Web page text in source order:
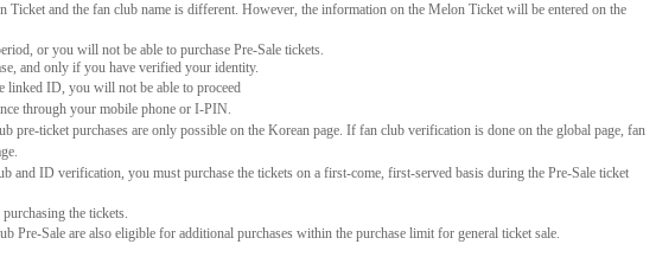
Ticket and the fan club name is different. However, the information on the Melon Ticket will be entered on the
or you will not be able to purchase Pre-Sale tickets.
and only if you have verified your identity.
ID, you will not be able to proceed
through your mobile phone or I-PIN.
pre-ticket purchases are only possible on the Korean page. If fan club verification is done on the global page, fan
and ID verification, you must purchase the tickets on a first-come, first-served basis during the Pre-Sale ticket
the tickets.
Pre-Sale are also eligible for additional purchases within the purchase limit for general ticket sale.